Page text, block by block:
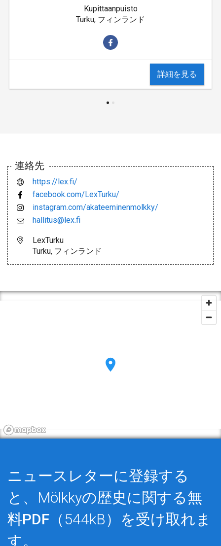
Kupittaanpuisto
Turku, フィンランド
詳細を見る
連絡先
https://lex.fi/
facebook.com/LexTurku/
instagram.com/akateeminenmolkky/
hallitus@lex.fi
LexTurku
Turku, フィンランド
ニュースレターに登録する
と、Mölkkyの歴史に関する無
料PDF （544kB）を受け取れま
す。